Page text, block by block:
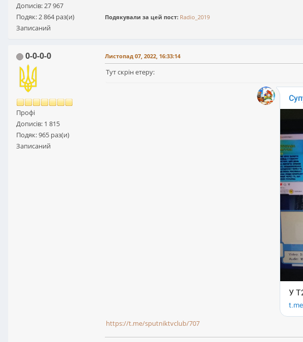
Дописів: 27 967
Подяк: 2 864 раз(и)
Записаний
Подякували за цей пост: Radio_2019
0-0-0-0
Профі
Дописів: 1 815
Подяк: 965 раз(и)
Записаний
Листопад 07, 2022, 16:33:14
Тут скрін етеру:
https://t.me/sputniktvclub/707